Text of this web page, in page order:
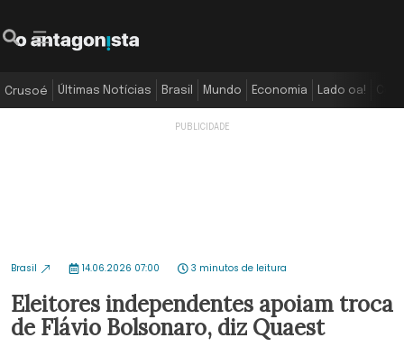
Crusoé Últimas Notícias Brasil Mundo Economia Lado oa!
Brasil 14.06.2026 07:00 3 minutos de leitura
Eleitores independentes apoiam troca
de Flávio Bolsonaro, diz Quaest